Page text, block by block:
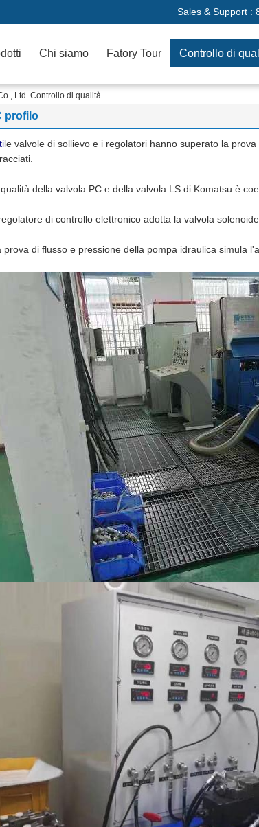
Sales & Support :
Chi siamo Fatory Tour Controllo di
Ltd. Controllo di qualità
profilo
le valvole di sollievo e i regolatori hanno superato la
della valvola PC e della valvola LS di Komatsu è
di controllo elettronico adotta la valvola
prova di flusso e pressione della pompa idraulica simula